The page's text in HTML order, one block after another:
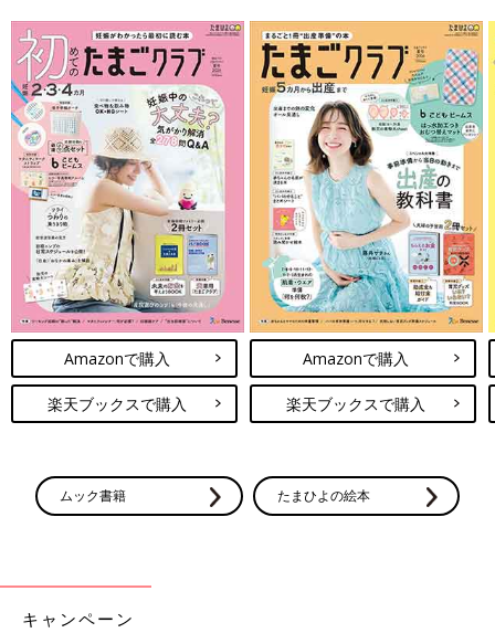
Amazonで購入
楽天ブックスで購入
Amazonで購入
楽天ブックスで購入
ムック書籍 たまひよの絵本
キャンペーン